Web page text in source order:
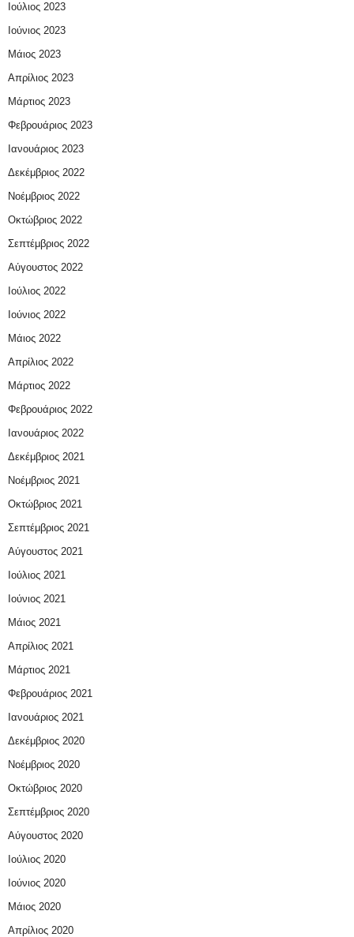
Ιούλιος 2023
Ιούνιος 2023
Μάιος 2023
Απρίλιος 2023
Μάρτιος 2023
Φεβρουάριος 2023
Ιανουάριος 2023
Δεκέμβριος 2022
Νοέμβριος 2022
Οκτώβριος 2022
Σεπτέμβριος 2022
Αύγουστος 2022
Ιούλιος 2022
Ιούνιος 2022
Μάιος 2022
Απρίλιος 2022
Μάρτιος 2022
Φεβρουάριος 2022
Ιανουάριος 2022
Δεκέμβριος 2021
Νοέμβριος 2021
Οκτώβριος 2021
Σεπτέμβριος 2021
Αύγουστος 2021
Ιούλιος 2021
Ιούνιος 2021
Μάιος 2021
Απρίλιος 2021
Μάρτιος 2021
Φεβρουάριος 2021
Ιανουάριος 2021
Δεκέμβριος 2020
Νοέμβριος 2020
Οκτώβριος 2020
Σεπτέμβριος 2020
Αύγουστος 2020
Ιούλιος 2020
Ιούνιος 2020
Μάιος 2020
Απρίλιος 2020